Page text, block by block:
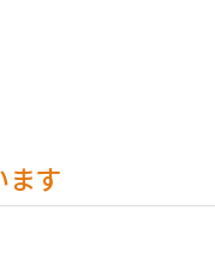
ます